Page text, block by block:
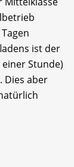
ist der
Stunde)
Dies aber